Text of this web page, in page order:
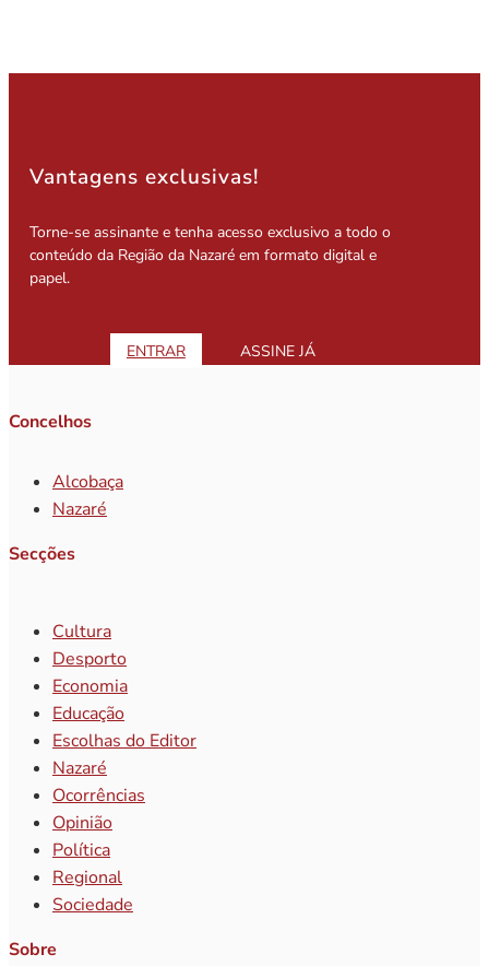
Vantagens exclusivas!
Torne-se assinante e tenha acesso exclusivo a todo o
conteúdo da Região da Nazaré em formato digital e
papel.
ENTRAR ASSINE JÁ
Concelhos
Alcobaça
Nazaré
Secções
Cultura
Desporto
Economia
Educação
Escolhas do Editor
Nazaré
Ocorrências
Opinião
Política
Regional
Sociedade
Sobre